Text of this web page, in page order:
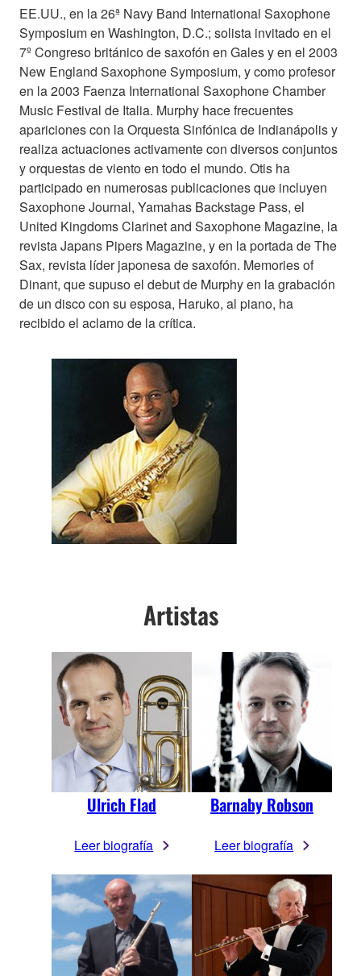
EE.UU., en la 26ª Navy Band International Saxophone
Symposium en Washington, D.C.; solista invitado en el
7º Congreso británico de saxofón en Gales y en el 2003
New England Saxophone Symposium, y como profesor
en la 2003 Faenza International Saxophone Chamber
Music Festival de Italia. Murphy hace frecuentes
apariciones con la Orquesta Sinfónica de Indianápolis y
realiza actuaciones activamente con diversos conjuntos
y orquestas de viento en todo el mundo. Otis ha
participado en numerosas publicaciones que incluyen
Saxophone Journal, Yamahas Backstage Pass, el
United Kingdoms Clarinet and Saxophone Magazine, la
revista Japans Pipers Magazine, y en la portada de The
Sax, revista líder japonesa de saxofón. Memories of
Dinant, que supuso el debut de Murphy en la grabación
de un disco con su esposa, Haruko, al piano, ha
recibido el aclamo de la crítica.
Artistas
Ulrich Flad
Leer biografía
Barnaby Robson
Leer biografía